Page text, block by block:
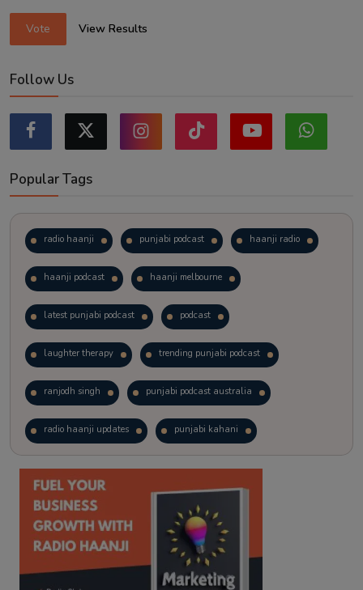
Vote View Results
Follow Us
Popular Tags
radio haanji punjabi podcast haanji radio
haanji podcast haanji melbourne
latest punjabi podcast podcast
laughter therapy trending punjabi podcast
ranjodh singh punjabi podcast australia
radio haanji updates punjabi kahani
kitaab kahani punjabi story